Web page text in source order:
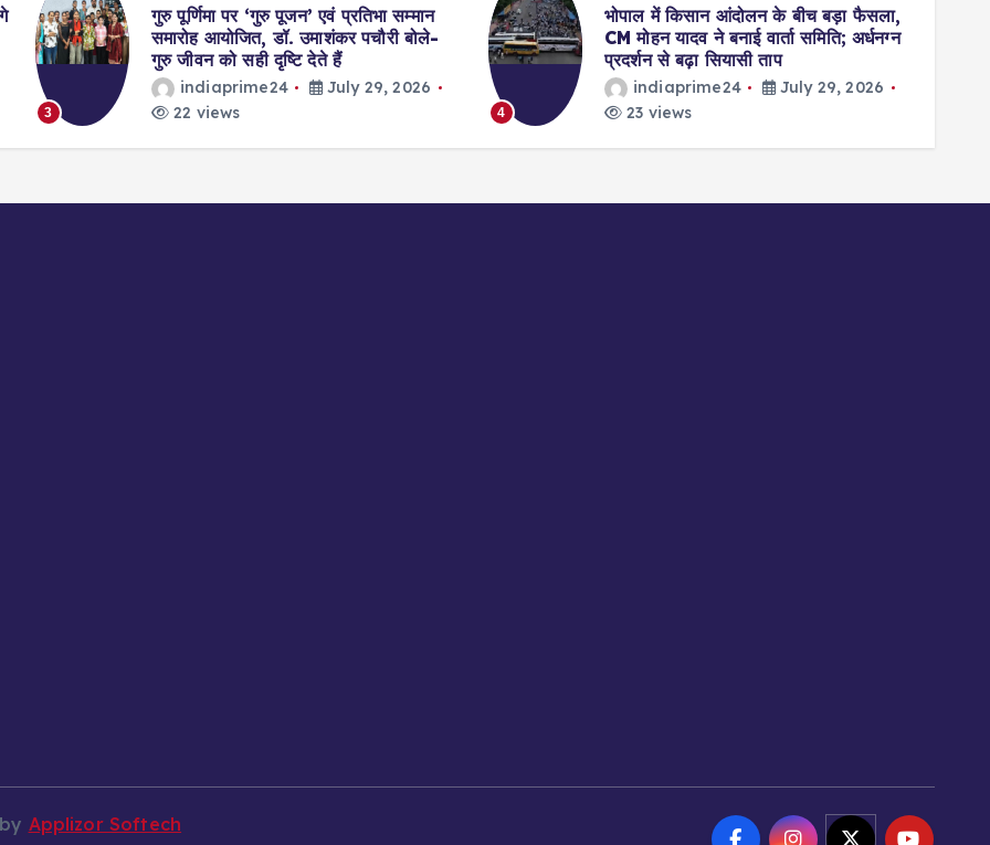
3
गुरु पूर्णिमा पर ‘गुरु पूजन’ एवं प्रतिभा सम्मान
समारोह आयोजित, डॉ. उमाशंकर पचौरी बोले-
गुरु जीवन को सही दृष्टि देते हैं
indiaprime24
July 29, 2026
22 views
4
भोपाल में किसान आंदोलन के बीच बड़ा फैसला,
CM मोहन यादव ने बनाई वार्ता समिति; अर्धनग्न
प्रदर्शन से बढ़ा सियासी ताप
indiaprime24
July 29, 2026
23 views
Applizor Softech